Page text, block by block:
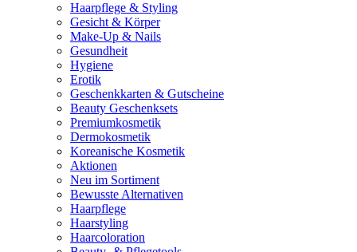
Haarpflege & Styling
Gesicht & Körper
Make-Up & Nails
Gesundheit
Hygiene
Erotik
Geschenkkarten & Gutscheine
Beauty Geschenksets
Premiumkosmetik
Dermokosmetik
Koreanische Kosmetik
Aktionen
Neu im Sortiment
Bewusste Alternativen
Haarpflege
Haarstyling
Haarcoloration